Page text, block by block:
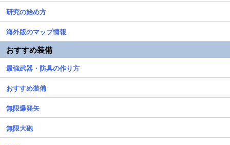
研究の始め方
海外版のマップ情報
おすすめ装備
最強武器・防具の作り方
おすすめ装備
無限爆発矢
無限大砲